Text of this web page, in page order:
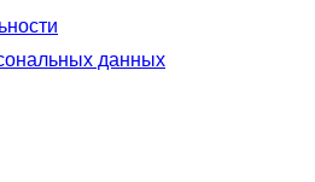
данных